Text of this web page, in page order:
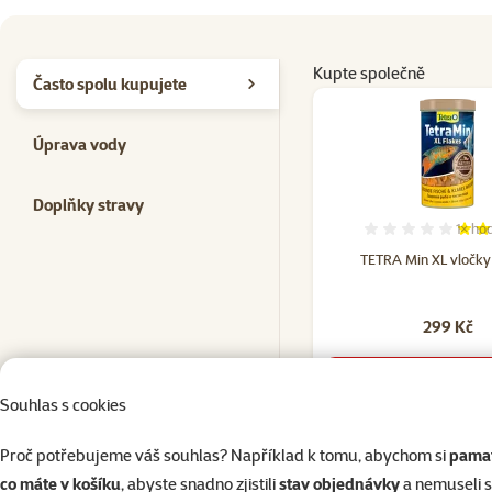
Souhlas s cookies
Proč potřebujeme váš souhlas? Například k tomu, abychom si
co máte v košíku, abyste snadno zjistilistav objednávkya nemuseli
Často spolu kupujete
Úprava vody
Doplňky stravy
Kupte společně
TETRA Min XL
1×
299 Kč